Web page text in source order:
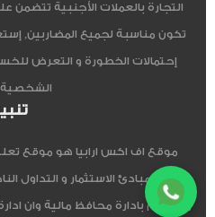
التجارة بالعملات الأجنبية تتضمن
تكون مناسبة لجميع المضاربين,
إحتمالات الخطورة و التعرض
الشخصية
موقع اف اكس ارابيا هو موقع
العربي مبادئ الاستثمار و التداول
ولا يقوم بادارة محافظ مالية وان